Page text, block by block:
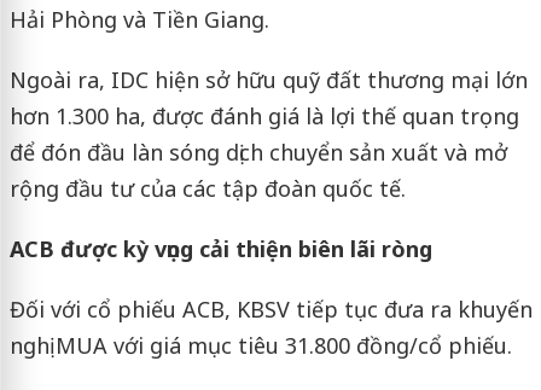
Hải Phòng và Tiền Giang.
Ngoài ra, IDC hiện sở hữu quỹ đất thương mại lớn
hơn 1.300 ha, được đánh giá là lợi thế quan trọng
để đón đầu làn sóng dịch chuyển sản xuất và mở
rộng đầu tư của các tập đoàn quốc tế.
ACB được kỳ vọng cải thiện biên lãi ròng
Đối với cổ phiếu ACB, KBSV tiếp tục đưa ra khuyến
nghị MUA với giá mục tiêu 31.800 đồng/cổ phiếu.